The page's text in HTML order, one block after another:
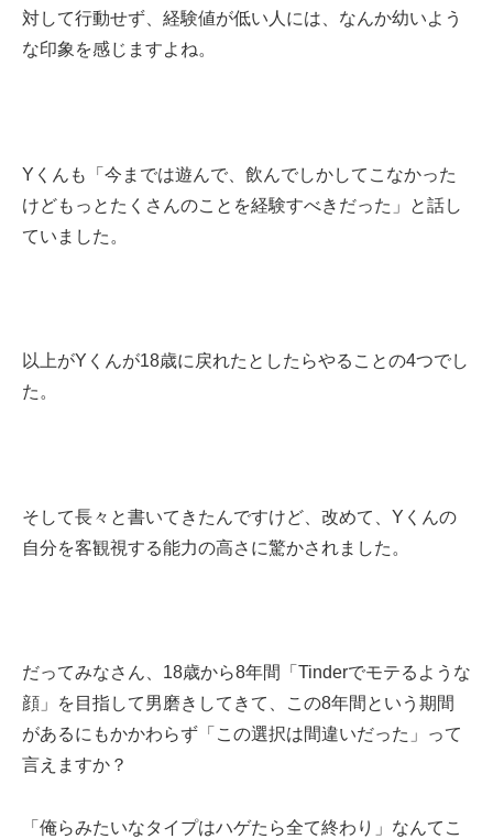
対して行動せず、経験値が低い人には、なんか幼いよう
な印象を感じますよね。
Yくんも「今までは遊んで、飲んでしかしてこなかった
けどもっとたくさんのことを経験すべきだった」と話し
ていました。
以上がYくんが18歳に戻れたとしたらやることの4つでし
た。
そして長々と書いてきたんですけど、改めて、Yくんの
自分を客観視する能力の高さに驚かされました。
だってみなさん、18歳から8年間「Tinderでモテるような
顔」を目指して男磨きしてきて、この8年間という期間
があるにもかかわらず「この選択は間違いだった」って
言えますか？
「俺らみたいなタイプはハゲたら全て終わり」なんてこ